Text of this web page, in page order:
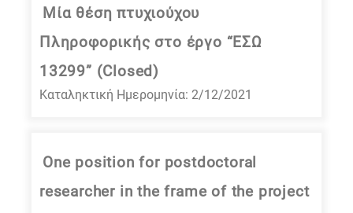
Μία θέση πτυχιούχου
Πληροφορικής στο έργο “ΕΣΩ
13299” (Closed)
Καταληκτική Ημερομηνία: 2/12/2021
One position for postdoctoral
researcher in the frame of the project